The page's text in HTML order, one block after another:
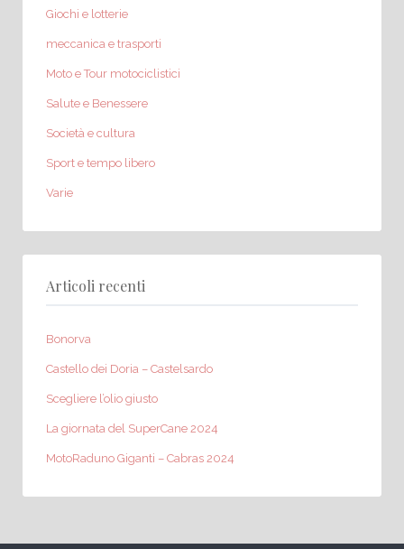
Giochi e lotterie
meccanica e trasporti
Moto e Tour motociclistici
Salute e Benessere
Società e cultura
Sport e tempo libero
Varie
Articoli recenti
Bonorva
Castello dei Doria – Castelsardo
Scegliere l’olio giusto
La giornata del SuperCane 2024
MotoRaduno Giganti – Cabras 2024